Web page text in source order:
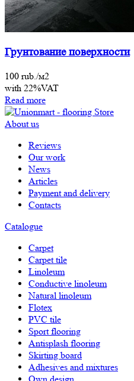
Грунтование поверхности
100 rub./м2
with 22%VAT
Read more
About us
Reviews
Our work
News
Articles
Payment and delivery
Contacts
Catalogue
Carpet
Carpet tile
Linoleum
Сonductive linoleum
Natural linoleum
Flotex
PVC tile
Sport flooring
Antisplash flooring
Skirting board
Adhesives and mixtures